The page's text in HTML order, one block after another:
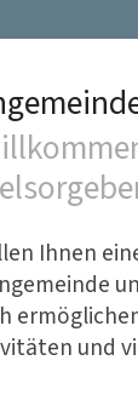
Ihnen
und